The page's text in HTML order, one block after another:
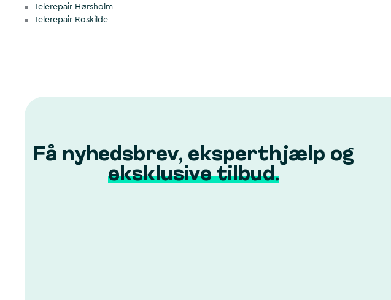
Telerepair Hørsholm
Telerepair Roskilde
Få nyhedsbrev, eksperthjælp og
eksklusive tilbud.